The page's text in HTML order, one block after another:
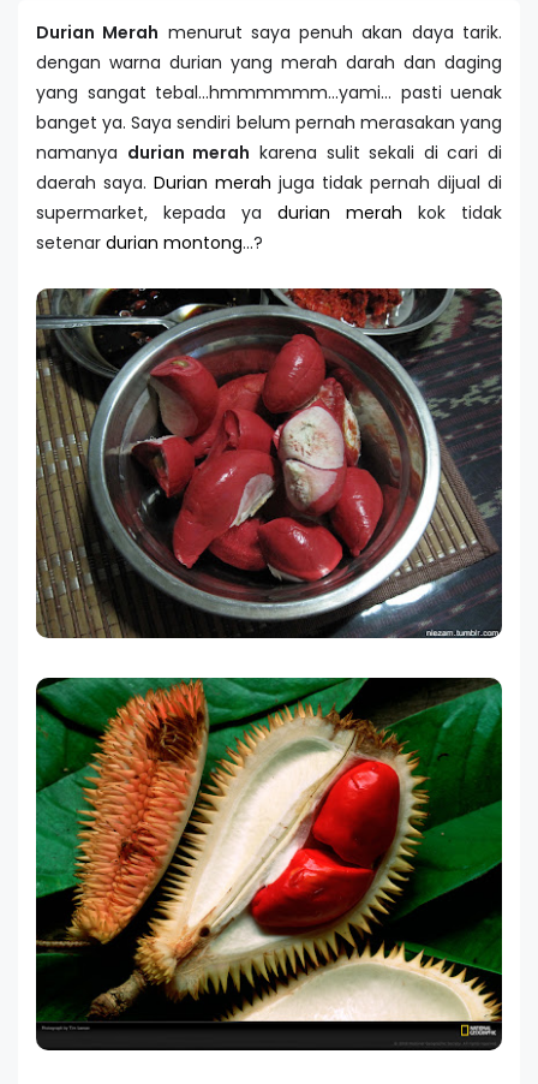
Durian Merah menurut saya penuh akan daya tarik.
dengan warna durian yang merah darah dan daging
yang sangat tebal...hmmmmmm...yami... pasti uenak
banget ya. Saya sendiri belum pernah merasakan yang
namanya durian merah karena sulit sekali di cari di
daerah saya. Durian merah juga tidak pernah dijual di
supermarket, kepada ya durian merah kok tidak
setenar durian montong...?